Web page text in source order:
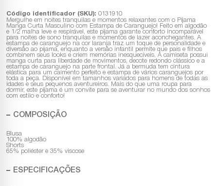
Código identificador (SKU): 0131910
Mergulhe em noites tranquilas e momentos relaxantes com o Pijama
Manga Curta Masculino com Estampa de Caranguejo! Feito em algodão
e 1/2 malha leve e respirável, este pijama garante conforto incomparável
para noites de sono tranquilas e momentos de lazer aconchegantes. A
estampa de caranguejo na cor laranja traz um toque de personalidade e
diversão ao pijama, enquanto a versão infantil permite que pais e filhos
combinem seus looks e criem memórias inesquecíveis. A camiseta possui
manga curta para liberdade de movimentos, decote redondo clássico e a
estampa de caranguejo na parte frontal. Já a bermuda tem cintura
elástica para um caimento perfeito e estampa de vários caranguejos por
toda a peça. Disponível em tamanhos variados para homens de todas as
idades e seus pequenos aventureiros. Mais do que uma roupa para
dormir, este pijama é um convite para se aventurar no mundo dos sonhos
com estilo e conforto!
COMPOSIÇÃO
Blusa
100% algodão
Shorts
65% poliéster e 35% viscose
ESPECIFICAÇÕES